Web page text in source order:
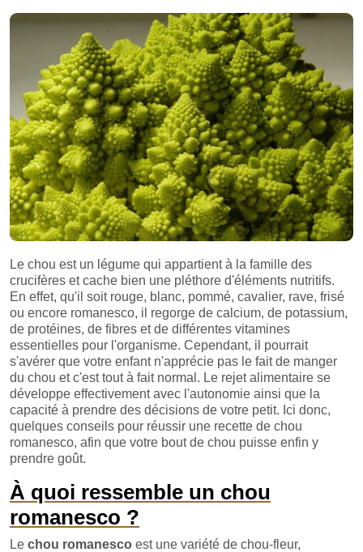
Le chou est un légume qui appartient à la famille des
crucifères et cache bien une pléthore d'éléments nutritifs.
En effet, qu'il soit rouge, blanc, pommé, cavalier, rave, frisé
ou encore romanesco, il regorge de calcium, de potassium,
de protéines, de fibres et de différentes vitamines
essentielles pour l'organisme. Cependant, il pourrait
s'avérer que votre enfant n'apprécie pas le fait de manger
du chou et c'est tout à fait normal. Le rejet alimentaire se
développe effectivement avec l'autonomie ainsi que la
capacité à prendre des décisions de votre petit. Ici donc,
quelques conseils pour réussir une recette de chou
romanesco, afin que votre bout de chou puisse enfin y
prendre goût.
À quoi ressemble un chou
romanesco ?
Le chou romanesco est une variété de chou-fleur,